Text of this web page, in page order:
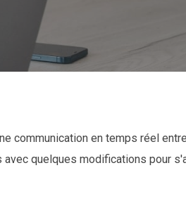
communication en temps réel
quelques modifications pour